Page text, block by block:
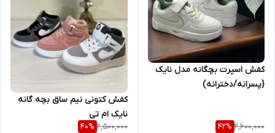
کفش اسپرت بچگانه مدل نایک
{پسرانه/دخترانه)
2,600,000
42%
کفش کتونی نیم ساق بچه گانه
نایک ام تی
2,500,000
40%